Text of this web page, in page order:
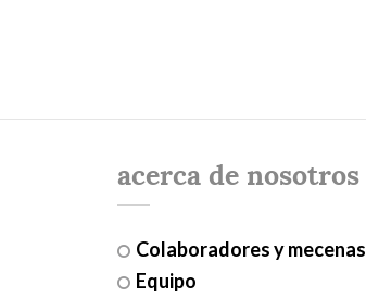
acerca de nosotros
Colaboradores y mecenas
Equipo